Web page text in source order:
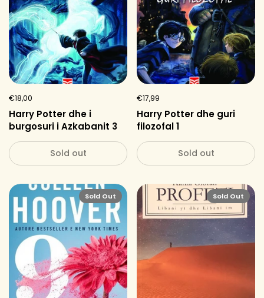
€18,00
Harry Potter dhe i
burgosuri i Azkabanit 3
Sold out
€17,99
Harry Potter dhe guri
filozofal 1
Sold out
Sold Out Sold Out